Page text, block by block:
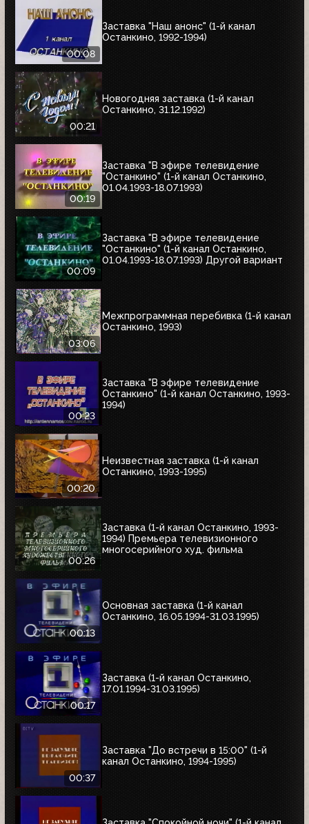
00:08
Заставка "Наш анонс" (1-й канал
Останкино, 1992-1994)
00:21
Новогодняя заставка (1-й канал
Останкино, 31.12.1992)
00:19
Заставка "В эфире телевидение
"Останкино" (1-й канал Останкино,
01.04.1993-18.07.1993)
00:09
Заставка "В эфире телевидение
"Останкино" (1-й канал Останкино,
01.04.1993-18.07.1993) Другой вариант
03:06
Межпрограммная перебивка (1-й канал
Останкино, 1993)
00:23
Заставка "В эфире телевидение
Останкино" (1-й канал Останкино, 1993-
1994)
00:20
Неизвестная заставка (1-й канал
Останкино, 1993-1995)
00:26
Заставка (1-й канал Останкино, 1993-
1994) Премьера телевизионного
многосерийного худ. фильма
00:13
Основная заставка (1-й канал
Останкино, 16.05.1994-31.03.1995)
00:17
Заставка (1-й канал Останкино,
17.01.1994-31.03.1995)
00:37
Заставка "До встречи в 15:00" (1-й
канал Останкино, 1994-1995)